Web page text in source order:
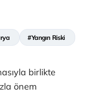
#Yangın Riski
birlikte
önem